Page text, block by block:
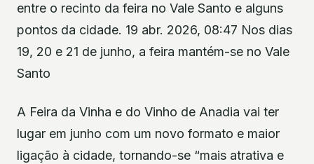
entre o recinto da feira no Vale Santo e alguns
pontos da cidade. 19 abr. 2026, 08:47 Nos dias
19, 20 e 21 de junho, a feira mantém-se no Vale
Santo
A Feira da Vinha e do Vinho de Anadia vai ter
lugar em junho com um novo formato e maior
ligação à cidade, tornando-se “mais atrativa e